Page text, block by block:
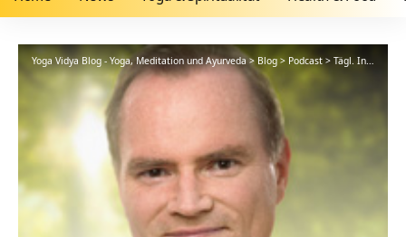
Yoga Vidya Blog - Yoga, Meditation und Ayurveda> Blog > Podcast> Tägl. Inspiration